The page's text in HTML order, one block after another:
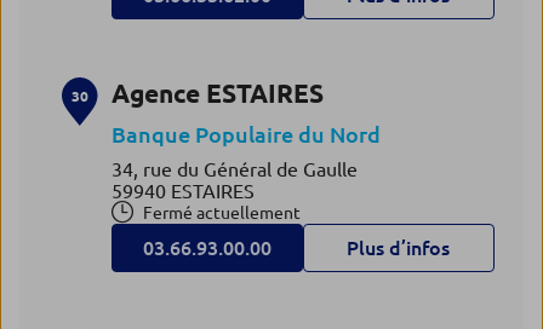
30 Agence ESTAIRES
Banque Populaire du Nord
34, rue du Général de Gaulle
59940 ESTAIRES
Fermé actuellement
03.66.93.00.00 Plus d’infos